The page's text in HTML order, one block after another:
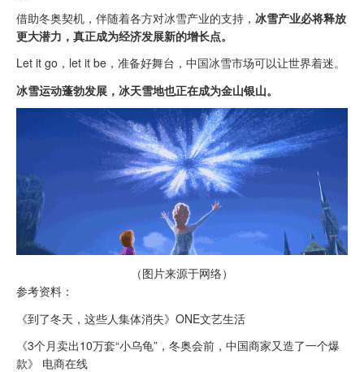
借助冬奥契机，伴随着各方对冰雪产业的支持， 冰雪产业必将释放
更大潜力，真正成为经济发展新的增长点。
Let it go，let it be，准备好舞台，中国冰雪市场可以让世界着迷。
冰雪运动蓬勃发展，冰天雪地也正在成为金山银山。
（图片来源于网络）
参考资料：
《到了冬天，这些人集体消失》ONE文艺生活
《3个月卖出10万套“小乌龟”，冬奥会前，中国商家又造了一个爆
款》 电商在线